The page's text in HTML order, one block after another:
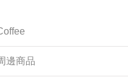
邊商品